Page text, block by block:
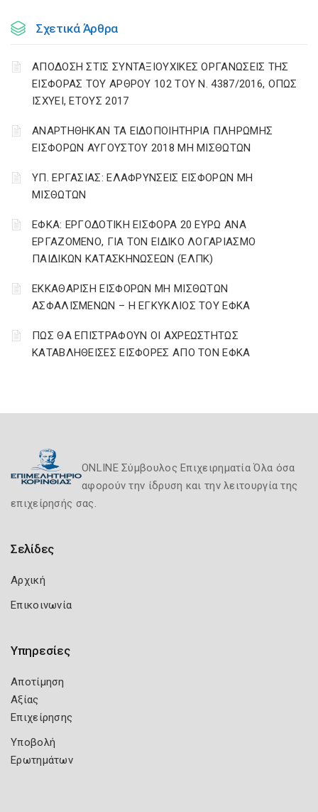
Σχετικά Άρθρα
ΑΠΟΔΟΣΗ ΣΤΙΣ ΣΥΝΤΑΞΙΟΥΧΙΚΕΣ ΟΡΓΑΝΩΣΕΙΣ ΤΗΣ
ΕΙΣΦΟΡΑΣ ΤΟΥ ΑΡΘΡΟΥ 102 ΤΟΥ Ν. 4387/2016, ΟΠΩΣ
ΙΣΧΥΕΙ, ΕΤΟΥΣ 2017
ΑΝΑΡΤΗΘΗΚΑΝ ΤΑ ΕΙΔΟΠΟΙΗΤΗΡΙΑ ΠΛΗΡΩΜΗΣ
ΕΙΣΦΟΡΩΝ ΑΥΓΟΥΣΤΟΥ 2018 ΜΗ ΜΙΣΘΩΤΩΝ
ΥΠ. ΕΡΓΑΣΙΑΣ: ΕΛΑΦΡΥΝΣΕΙΣ ΕΙΣΦΟΡΩΝ ΜΗ
ΜΙΣΘΩΤΩΝ
ΕΦΚΑ: ΕΡΓΟΔΟΤΙΚΗ ΕΙΣΦΟΡΑ 20 ΕΥΡΩ ΑΝΑ
ΕΡΓΑΖΟΜΕΝΟ, ΓΙΑ ΤΟΝ ΕΙΔΙΚΟ ΛΟΓΑΡΙΑΣΜΟ
ΠΑΙΔΙΚΩΝ ΚΑΤΑΣΚΗΝΩΣΕΩΝ (ΕΛΠΚ)
ΕΚΚΑΘΑΡΙΣΗ ΕΙΣΦΟΡΩΝ ΜΗ ΜΙΣΘΩΤΩΝ
ΑΣΦΑΛΙΣΜΕΝΩΝ – Η ΕΓΚΥΚΛΙΟΣ ΤΟΥ ΕΦΚΑ
ΠΩΣ ΘΑ ΕΠΙΣΤΡΑΦΟΥΝ ΟΙ ΑΧΡΕΩΣΤΗΤΩΣ
ΚΑΤΑΒΛΗΘΕΙΣΕΣ ΕΙΣΦΟΡΕΣ ΑΠΟ ΤΟΝ ΕΦΚΑ
ONLINE Σύμβουλος Επιχειρηματία Όλα όσα
αφορούν την ίδρυση και την λειτουργία της
επιχείρησής σας.
Σελίδες
Αρχική
Επικοινωνία
Υπηρεσίες
Αποτίμηση
Αξίας
Επιχείρησης
Υποβολή
Ερωτημάτων